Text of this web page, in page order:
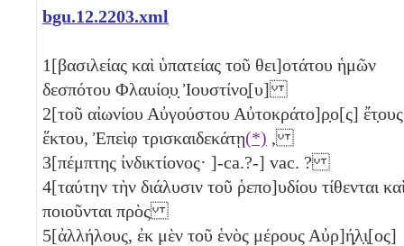
bgu.12.2203.xml
1[βασιλείας καὶ ὑπατείας τοῦ θει]οτάτου ἡμῶν
δεσπότου Φλαυίο̣υ̣ Ἰουστίνο̣[υ]
2[τοῦ αἰωνίου Αὐγούστου Αὐτοκράτο]ρ̣ο[ς] ἔτ̣ους
ἕκτου, Ἐπεὶφ τρισκαιδεκάτῃ(*) ,
3[πέμπτης ἰνδικτίονος· ]-ca.?-] vac. ?
4[ταύτην τὴν διάλυσιν τοῦ ῥεπο]υδίου τίθενται
ποιοῦνται πρὸς
5[ἀλλήλους, ἐκ μὲν τοῦ ἑνὸς μέρους Αὐρ]ή̣λ̣ι̣[ος]